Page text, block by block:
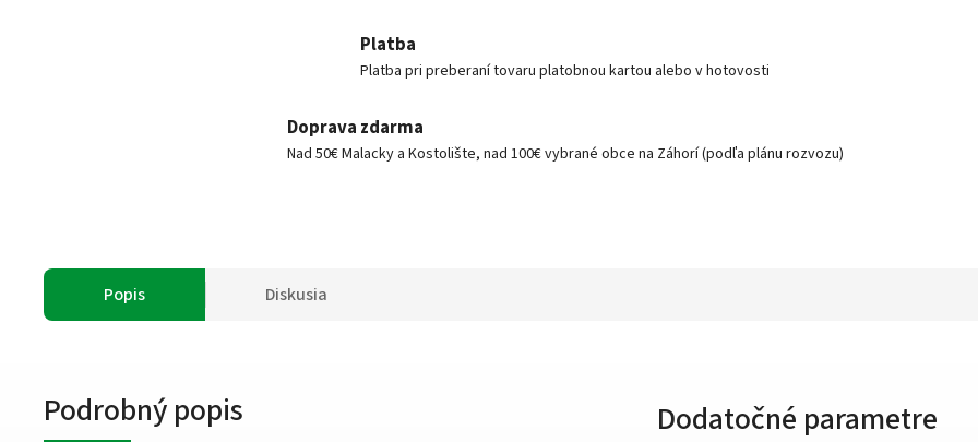
Platba
Platba pri preberaní tovaru platobnou kartou alebo v hotovosti
Doprava zdarma
Nad 50€ Malacky a Kostolište, nad 100€ vybrané obce na Záhorí (podľa plánu rozvozu)
Popis Diskusia
Podrobný popis Dodatočné parametre